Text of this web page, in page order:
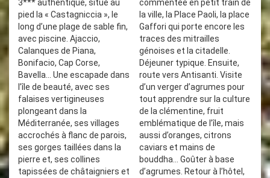
3*** authentique, situé au
pied la « Castagniccia », le
long d’une plage de sable fin,
avec piscine. Ajaccio,
Calanques de Piana,
Bonifacio, Cap Corse,
Bavella... Une escapade dans
l’île de beauté, avec ses
falaises vertigineuses
plongeant dans la
Méditerranée, ses villages
accrochés à flanc de parois,
ses gorges taillées dans la
pierre et, ses collines
tapissées de châtaigniers et
commentée en petit train de
la ville, la Place Paoli, la place
Gaffori qui porte encore les
traces des mitrailles
génoises et la citadelle.
Déjeuner typique. Ensuite,
route vers Antisanti. Visite
d’un verger d’agrumes pour
tout apprendre sur la culture
de la clémentine, fruit
emblématique de l’île, mais
aussi d’oranges, citrons
caviars et mains de
bouddha… Goûter à base
d’agrumes. Retour à l’hôtel,